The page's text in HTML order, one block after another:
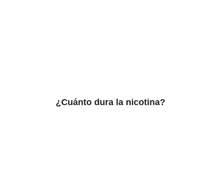
¿Cuánto dura la nicotina?